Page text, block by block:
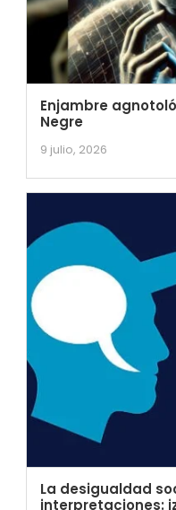
Enjambre
Negre
9 julio, 2026
La desigualdad
interpretaciones: